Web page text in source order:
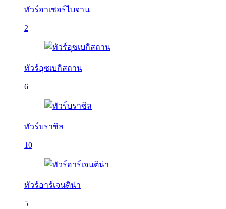
ทัวร์อาเซอร์ไบจาน
2
ทัวร์อุซเบกิสถาน
6
ทัวร์บราซิล
10
ทัวร์อาร์เจนติน่า
5